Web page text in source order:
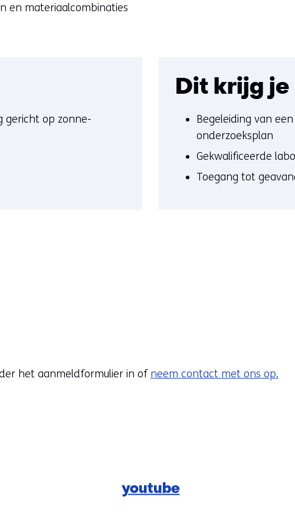
en materiaalcombinaties
gericht op zonne-
Dit krijg je
Begeleiding van
onderzoeksplan
Gekwalificeerde
Toegang tot
het aanmeldformulier in of neem contact met ons op.
youtube